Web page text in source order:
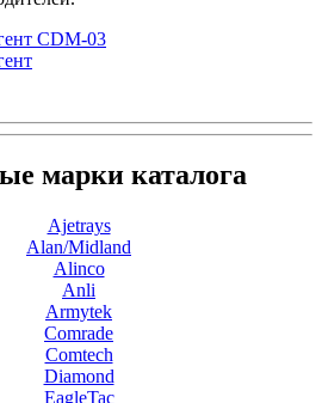
CDM-03
марки каталога
Ajetrays
Alan/Midland
Alinco
Anli
Armytek
Comrade
Comtech
Diamond
EagleTac